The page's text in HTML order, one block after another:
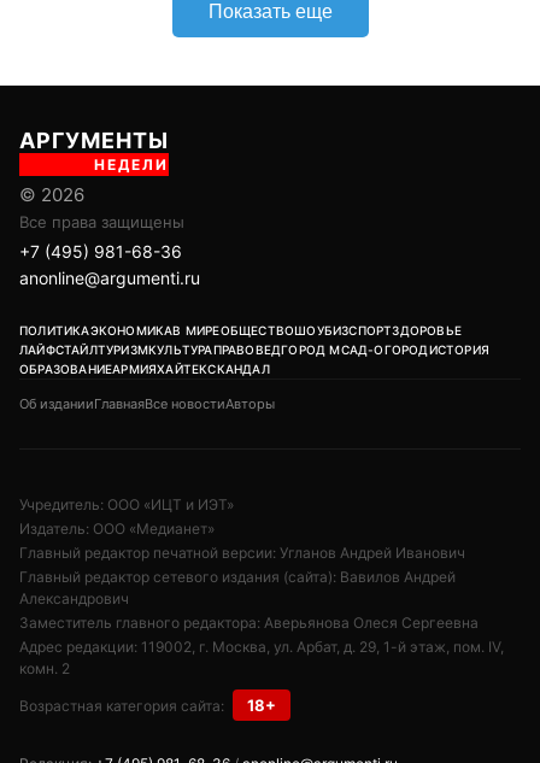
Показать еще
АРГУМЕНТЫ
НЕДЕЛИ
© 2026
Все права защищены
+7 (495) 981-68-36
anonline@argumenti.ru
ПОЛИТИКАЭКОНОМИКАВ МИРЕОБЩЕСТВОШОУБИЗСПОРТЗДОРОВЬЕ
ЛАЙФСТАЙЛТУРИЗМКУЛЬТУРАПРАВОВЕДГОРОД МСАД-ОГОРОДИСТОРИЯ
ОБРАЗОВАНИЕАРМИЯХАЙТЕКСКАНДАЛ
Об изданииГлавнаяВсе новостиАвторы
Учредитель: ООО «ИЦТ и ИЭТ»
Издатель: ООО «Медианет»
Главный редактор печатной версии: Угланов Андрей Иванович
Главный редактор сетевого издания (сайта): Вавилов Андрей
Александрович
Заместитель главного редактора: Аверьянова Олеся Сергеевна
Адрес редакции: 119002, г. Москва, ул. Арбат, д. 29, 1-й этаж, пом. IV,
комн. 2
Возрастная категория сайта: 18+